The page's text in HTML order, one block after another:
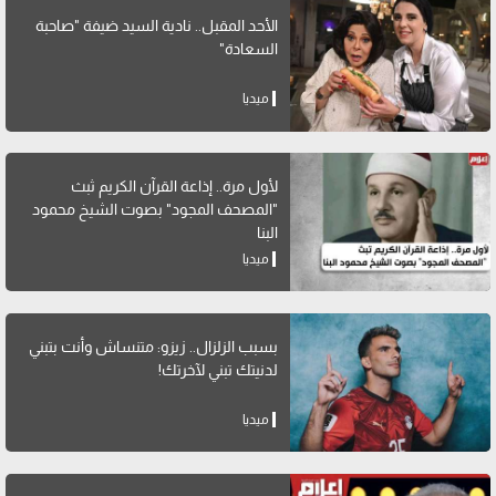
الأحد المقبل.. نادية السيد ضيفة "صاحبة
السعادة"
ميديا
لأول مرة.. إذاعة القرآن الكريم ثبث
"المصحف المجود" بصوت الشيخ محمود
البنا
ميديا
بسبب الزلزال.. زيزو: متنساش وأنت بتبني
لدنيتك تبني لآخرتك!
ميديا